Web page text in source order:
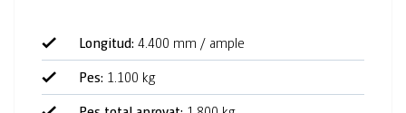
Longitud: 4.400 mm / ample
Pes: 1.100 kg